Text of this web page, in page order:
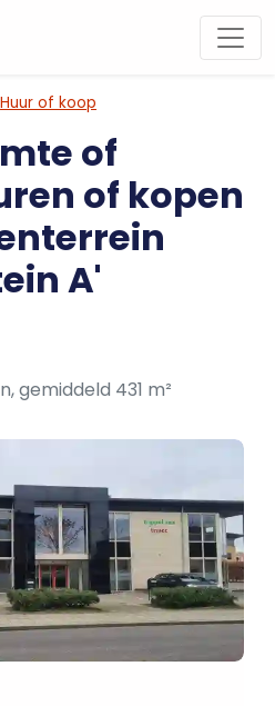
Huur of koop
of
of kopen
A'
gemiddeld 431 m²